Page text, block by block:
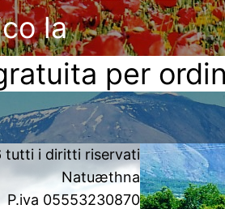
la
per
tutti i diritti riservati
Natuæthna
P.iva 05553230870